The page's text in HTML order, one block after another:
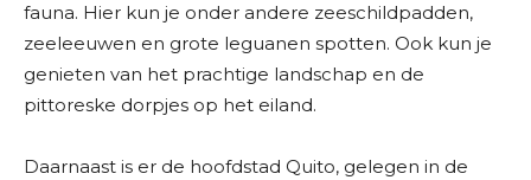
fauna. Hier kun je onder andere zeeschildpadden,
zeeleeuwen en grote leguanen spotten. Ook kun je
genieten van het prachtige landschap en de
pittoreske dorpjes op het eiland.
Daarnaast is er de hoofdstad Quito, gelegen in de